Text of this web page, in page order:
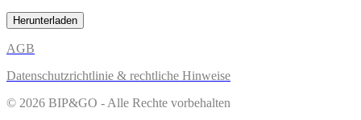
Herunterladen
AGB
Datenschutzrichtlinie & rechtliche Hinweise
© 2026 BIP&GO - Alle Rechte vorbehalten